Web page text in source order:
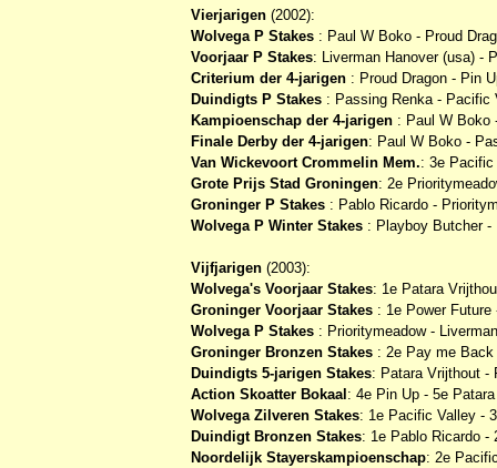
Vierjarigen (2002):
Wolvega P Stakes : Paul W Boko - Proud
Voorjaar P Stakes: Liverman Hanover (usa) -
Criterium der 4-jarigen : Proud Dragon - Pin
Duindigts P Stakes : Passing Renka - Pacific
Kampioenschap der 4-jarigen : Paul W Boko
Finale Derby der 4-jarigen: Paul W Boko -
Van Wickevoort Crommelin Mem.: 3e
Grote Prijs Stad Groningen: 2e
Groninger P Stakes : Pablo Ricardo -
Wolvega P Winter Stakes : Playboy Butcher -
Vijfjarigen (2003):
Wolvega's Voorjaar Stakes: 1e Patara
Groninger Voorjaar Stakes : 1e Power
Wolvega P Stakes : Prioritymeadow -
Groninger Bronzen Stakes : 2e Pay me Back
Duindigts 5-jarigen Stakes: Patara Vrijthout -
Action Skoatter Bokaal : 4e Pin Up - 5e
Wolvega Zilveren Stakes: 1e Pacific Valley -
Duindigt Bronzen Stakes: 1e Pablo Ricardo -
Noordelijk Stayerskampioenschap: 2e